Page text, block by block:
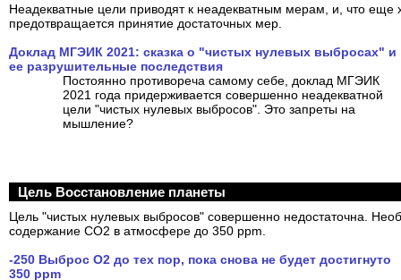
Неадекватные цели приводят к неадекватным мерам, и, что еще
предотвращается принятие достаточных мер.
Доклад МГЭИК 2021: сказка о "чистых нулевых выбросах" и
ее разрушительные последствия
Постоянно противореча самому себе, доклад МГЭИК
2021 года придерживается совершенно неадекватной
цели "чистых нулевых выбросов". Это запреты на
мышление?
Цель Восстановление планеты
Цель "чистых нулевых выбросов" совершенно недостаточна.
содержание CO2 в атмосфере до 350 ppm.
-250 Выброс O2 до тех пор, пока снова не будет достигнуто
350 ppm